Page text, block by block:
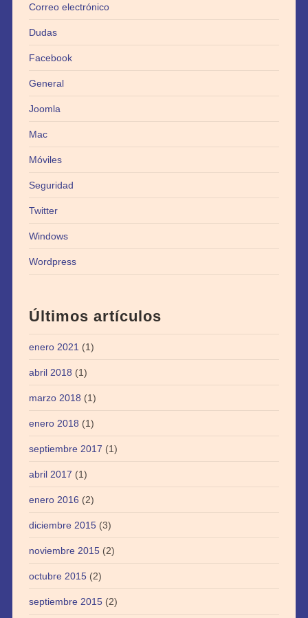
Correo electrónico
Dudas
Facebook
General
Joomla
Mac
Móviles
Seguridad
Twitter
Windows
Wordpress
Últimos artículos
enero 2021 (1)
abril 2018 (1)
marzo 2018 (1)
enero 2018 (1)
septiembre 2017 (1)
abril 2017 (1)
enero 2016 (2)
diciembre 2015(3)
noviembre 2015(2)
octubre 2015(2)
septiembre 2015(2)